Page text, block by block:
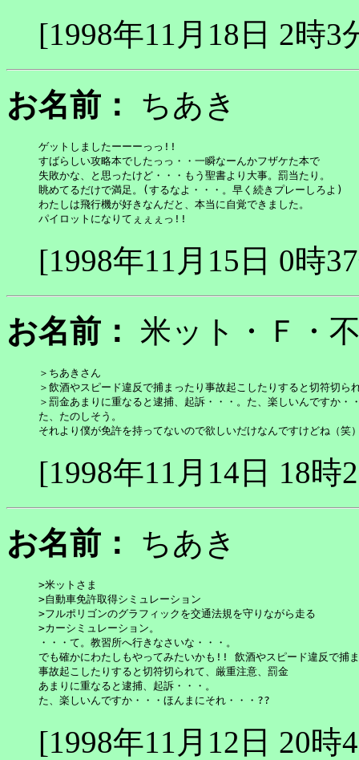
[1998年11月18日 2時3
お名前： ちあき
ゲットしましたーーーっっ!!
すばらしい攻略本でしたっっ・・一瞬なーんかフザケた本で
失敗かな、と思ったけど・・・もう聖書より大事。罰当たり。
眺めてるだけで満足。(するなよ・・・。早く続きプレーしろよ)
わたしは飛行機が好きなんだと、本当に自覚できました。
パイロットになりてぇぇぇっ!!
[1998年11月15日 0時
お名前： 米ット・Ｆ
＞ちあきさん
＞飲酒やスピード違反で捕まったり事故起こしたりすると切符切ら
＞罰金あまりに重なると逮捕、起訴・・・。た、楽しいんですか・
た、たのしそう。
それより僕が免許を持ってないので欲しいだけなんですけどね（笑
[1998年11月14日 18時
お名前： ちあき
>米ットさま
>自動車免許取得シミュレーション
>フルポリゴンのグラフィックを交通法規を守りながら走る
>カーシミュレーション。
・・・て。教習所へ行きなさいな・・・。
でも確かにわたしもやってみたいかも!! 飲酒やスピード違反で捕
事故起こしたりすると切符切られて、厳重注意、罰金
あまりに重なると逮捕、起訴・・・。
た、楽しいんですか・・・ほんまにそれ・・・??
[1998年11月12日 20時